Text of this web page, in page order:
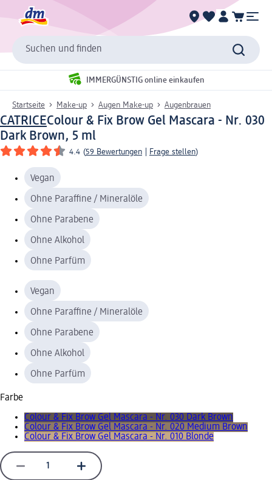
Suchen und finden
IMMERGÜNSTIG online einkaufen
Startseite Make-up Augen Make-up Augenbrauen
CATRICEColour & Fix Brow Gel Mascara - Nr. 030
Dark Brown, 5 ml
4.4 (59 Bewertungen Frage stellen)
Vegan
Ohne Paraffine / Mineralöle
Ohne Parabene
Ohne Alkohol
Ohne Parfüm
Vegan
Ohne Paraffine / Mineralöle
Ohne Parabene
Ohne Alkohol
Ohne Parfüm
Farbe
Colour & Fix Brow Gel Mascara - Nr. 030 Dark Brown
Colour & Fix Brow Gel Mascara - Nr. 020 Medium Brown
Colour & Fix Brow Gel Mascara - Nr. 010 Blonde